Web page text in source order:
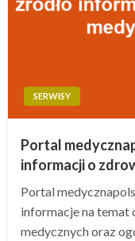
SERWISY
Portal
informacji o
Portal
informacje na temat
medycznych oraz